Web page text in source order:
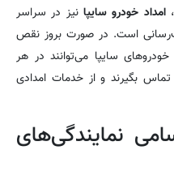
امداد خودرو سایپا نیز در سراسر
است. در صورت بروز نقص
خودروهای سایپا می‌توانند در هر
تماس بگیرند و از خدمات امدادی
نمایندگی‌های